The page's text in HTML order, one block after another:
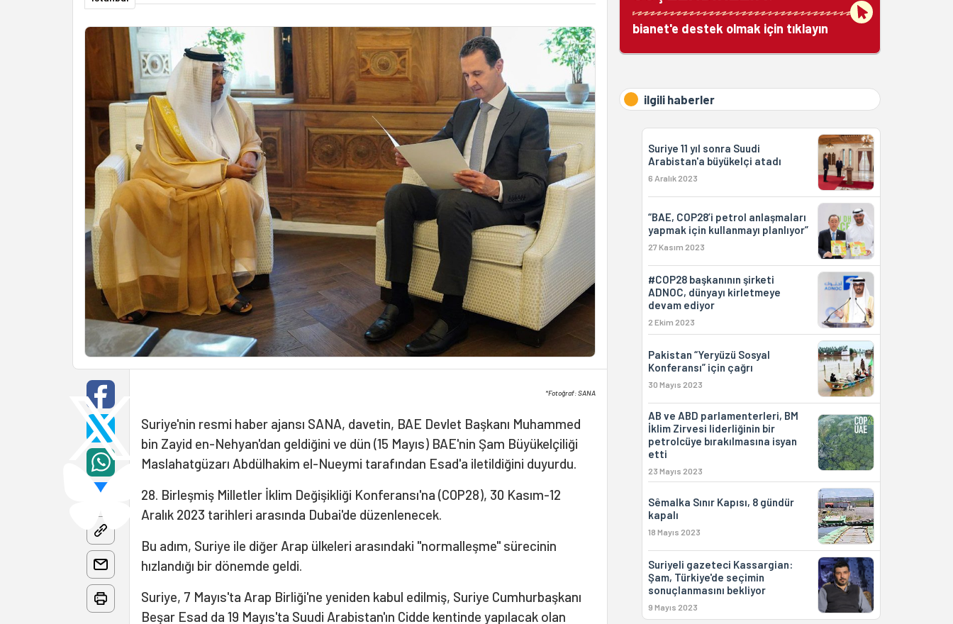
*Fotoğraf: SANA
Suriye'nin resmi haber ajansı SANA, davetin, BAE Devlet Başkanı Muhammed
bin Zayid en-Nehyan'dan geldiğini ve dün (15 Mayıs) BAE'nin Şam Büyükelçiliği
Maslahatgüzarı Abdülhakim el-Nueymi tarafından Esad'a iletildiğini duyurdu.
28. Birleşmiş Milletler İklim Değişikliği Konferansı'na (COP28), 30 Kasım-12
Aralık 2023 tarihleri arasında Dubai'de düzenlenecek.
Bu adım, Suriye ile diğer Arap ülkeleri arasındaki "normalleşme" sürecinin
hızlandığı bir dönemde geldi.
Suriye, 7 Mayıs'ta Arap Birliği'ne yeniden kabul edilmiş, Suriye Cumhurbaşkanı
Beşar Esad da 19 Mayıs'ta Suudi Arabistan'ın Cidde kentinde yapılacak olan
bianet'e destek olmak için tıklayın
ilgili haberler
Suriye 11 yıl sonra Suudi
Arabistan'a büyükelçi atadı
6 Aralık 2023
“BAE, COP28’i petrol anlaşmaları
yapmak için kullanmayı planlıyor”
27 Kasım 2023
#COP28 başkanının şirketi
ADNOC, dünyayı kirletmeye
devam ediyor
2 Ekim 2023
Pakistan “Yeryüzü Sosyal
Konferansı” için çağrı
30 Mayıs 2023
AB ve ABD parlamenterleri, BM
İklim Zirvesi liderliğinin bir
petrolcüye bırakılmasına isyan
etti
23 Mayıs 2023
Sêmalka Sınır Kapısı, 8 gündür
kapalı
18 Mayıs 2023
Suriyeli gazeteci Kassargian:
Şam, Türkiye'de seçimin
sonuçlanmasını bekliyor
9 Mayıs 2023